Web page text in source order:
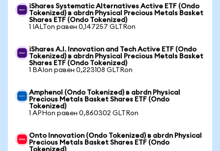
iShares Systematic Alternatives Active ETF (Ondo
Tokenized) в abrdn Physical Precious Metals Basket
Shares ETF (Ondo Tokenized)
1 IALTon равен 0,147257 GLTRon
iShares A.I. Innovation and Tech Active ETF (Ondo
Tokenized) в abrdn Physical Precious Metals Basket
Shares ETF (Ondo Tokenized)
1 BAIon равен 0,223108 GLTRon
Amphenol (Ondo Tokenized) в abrdn Physical
Precious Metals Basket Shares ETF (Ondo
Tokenized)
1 APHon равен 0,860302 GLTRon
Onto Innovation (Ondo Tokenized) в abrdn Physical
Precious Metals Basket Shares ETF (Ondo
Tokenized)